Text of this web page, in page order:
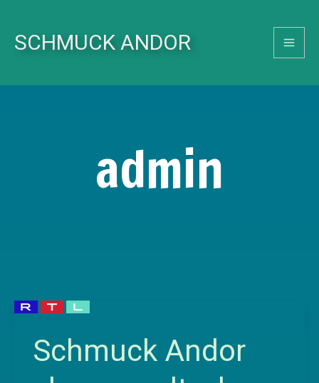
content
SCHMUCK ANDOR
admin
Schmuck Andor
Schmuck
elpanaszolta,
hogy